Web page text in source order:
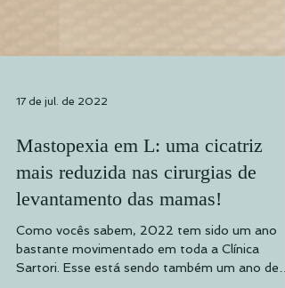
17 de jul. de 2022
Mastopexia em L: uma cicatriz
mais reduzida nas cirurgias de
levantamento das mamas!
Como vocês sabem, 2022 tem sido um ano